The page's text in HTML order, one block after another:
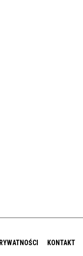
KONTAKT